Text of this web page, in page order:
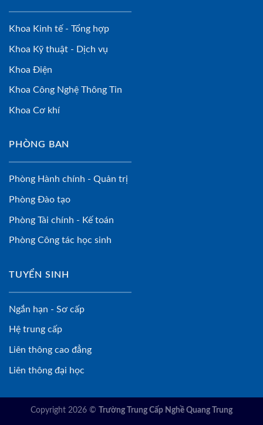
Khoa Kinh tế - Tổng hợp
Khoa Kỹ thuật - Dịch vụ
Khoa Điện
Khoa Công Nghệ Thông Tin
Khoa Cơ khí
PHÒNG BAN
Phòng Hành chính - Quản trị
Phòng Đào tạo
Phòng Tài chính - Kế toán
Phòng Công tác học sinh
TUYỂN SINH
Ngắn hạn - Sơ cấp
Hệ trung cấp
Liên thông cao đẳng
Liên thông đại học
Copyright 2026 © Trường Trung Cấp Nghề Quang Trung